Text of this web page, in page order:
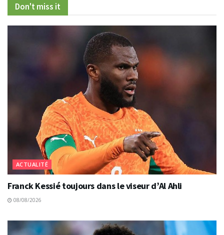
Don't miss it
ACTUALITÉ
Franck Kessié toujours dans le viseur d’Al Ahli
08/08/2026